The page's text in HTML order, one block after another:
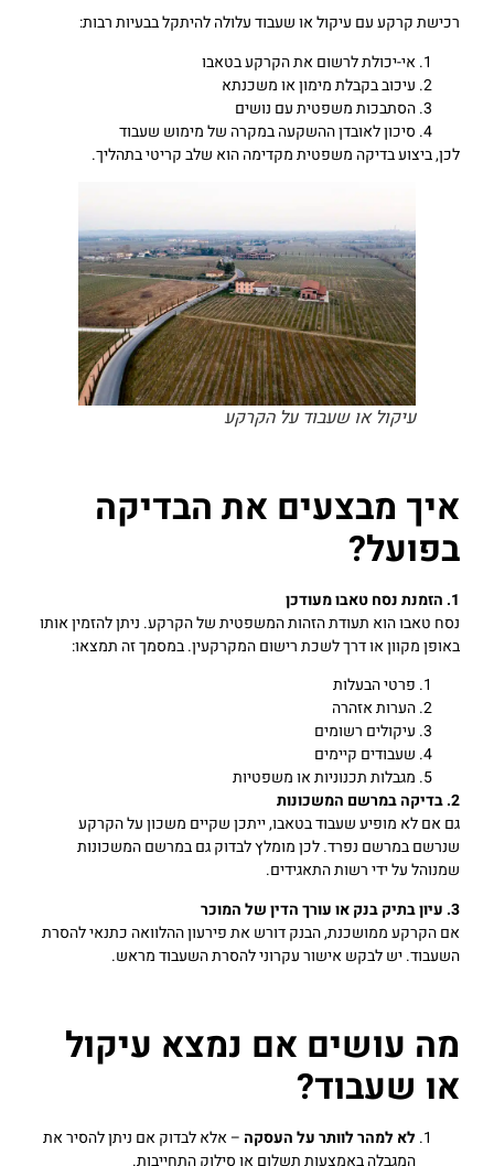
רכישת קרקע עם עיקול או שעבוד עלולה להיתקל בבעיות רבות:
אי-יכולת לרשום את הקרקע בטאבו
עיכוב בקבלת מימון או משכנתא
הסתבכות משפטית עם נושים
סיכון לאובדן ההשקעה במקרה של מימוש שעבוד
לכן, ביצוע בדיקה משפטית מקדימה הוא שלב קריטי בתהליך.
עיקול או שעבוד על הקרקע
איך מבצעים את הבדיקה
בפועל?
1. הזמנת נסח טאבו מעודכן
נסח טאבו הוא תעודת הזהות המשפטית של הקרקע. ניתן להזמין אותו
באופן מקוון או דרך לשכת רישום המקרקעין. במסמך זה תמצאו:
פרטי הבעלות
הערות אזהרה
עיקולים רשומים
שעבודים קיימים
מגבלות תכנוניות או משפטיות
2. בדיקה במרשם המשכונות
גם אם לא מופיע שעבוד בטאבו, ייתכן שקיים משכון על הקרקע
שנרשם במרשם נפרד. לכן מומלץ לבדוק גם במרשם המשכונות
שמנוהל על ידי רשות התאגידים.
3. עיון בתיק בנק או עורך הדין של המוכר
אם הקרקע ממושכנת, הבנק דורש את פירעון ההלוואה כתנאי להסרת
השעבוד. יש לבקש אישור עקרוני להסרת השעבוד מראש.
מה עושים אם נמצא עיקול
או שעבוד?
לא למהר לוותר על העסקה – אלא לבדוק אם ניתן להסיר את
המגבלה באמצעות תשלום או סילוק התחייבות.